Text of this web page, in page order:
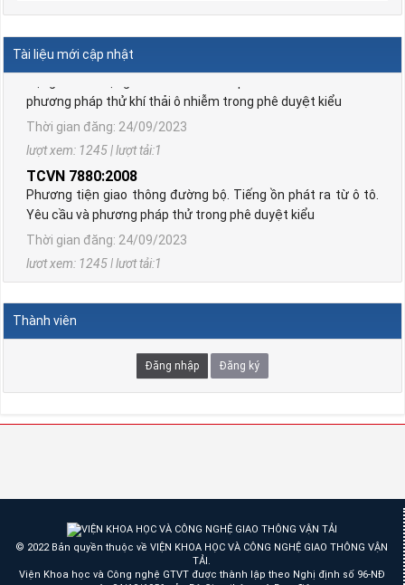
Tài liệu mới cập nhật
động cơ cháy cưỡng bức sử dụng khí dầu mỏ hoá lỏng và
phương pháp thử khí thải ô nhiễm trong phê duyệt kiểu
Thời gian đăng: 24/09/2023
lượt xem: 1245 | lượt tải:1
TCVN 7880:2008
Phương tiện giao thông đường bộ. Tiếng ồn phát ra từ ô tô.
Yêu cầu và phương pháp thử trong phê duyệt kiểu
Thời gian đăng: 24/09/2023
lượt xem: 1245 | lượt tải:1
cầu về cấu tạo trong công nhận kiểu.
Thời gian đăng: 06/08/2026
lượt xem: 1298 | lượt tải:2
cầu về cấu tạo chung trong công nhận kiểu
TCVN 6565:2006
Phương tiện giao thông đường bộ. Khí thải nhìn thấy được
(khói) từ động cơ cháy do nén. Yêu cầu và phương pháp thử
Thành viên
Đăng nhập Đăng ký
© 2022 Bản quyền thuộc về VIỆN KHOA HỌC VÀ CÔNG NGHỆ GIAO THÔNG VẬN
TẢI.
Viện Khoa học và Công nghệ GTVT được thành lập theo Nghị định số 96-NĐ